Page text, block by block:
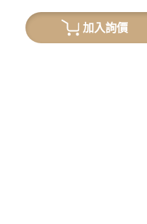
加入詢價